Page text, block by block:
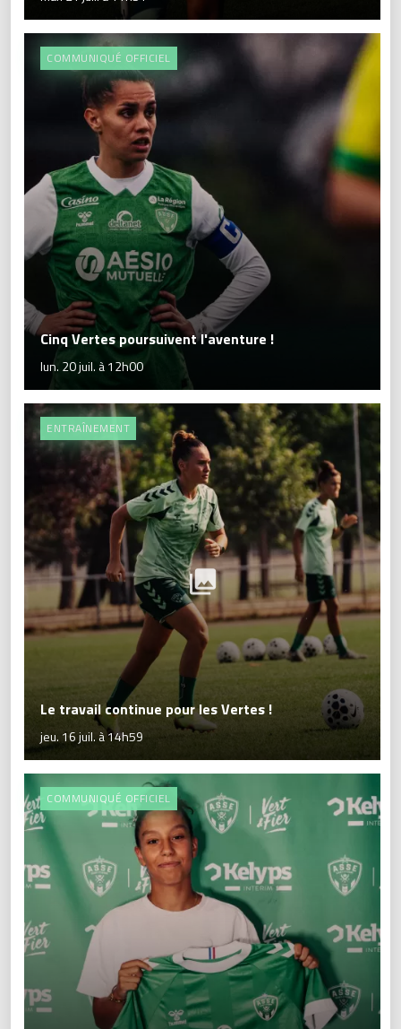
COMMUNIQUÉ OFFICIEL
Cinq Vertes poursuivent l'aventure !
lun. 20 juil. à 12h00
ENTRAÎNEMENT
Le travail continue pour les Vertes !
jeu. 16 juil. à 14h59
COMMUNIQUÉ OFFICIEL